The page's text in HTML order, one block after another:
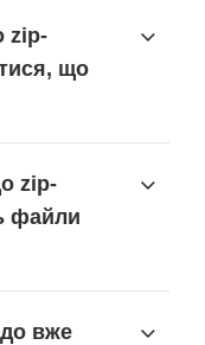
zip-
що
zip-
файли
вже